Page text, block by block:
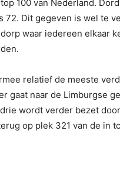
100 van Nederland.
Dit gegeven is wel te
waar iedereen elkaar
relatief de meeste
gaat naar de Limburgse
wordt verder bezet
op plek 321 van de in